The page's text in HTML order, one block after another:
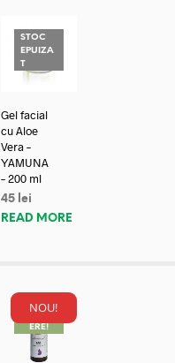
STOC
EPUIZA
T
Gel facial
cu Aloe
Vera –
YAMUNA
– 200 ml
45 lei
READ MORE
NOU!
REDUC
ERE!